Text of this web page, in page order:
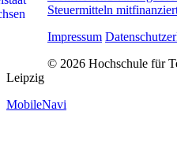
Steuermitteln
Impressum
© 2026 Hochschule für
Leipzig
MobileNavi